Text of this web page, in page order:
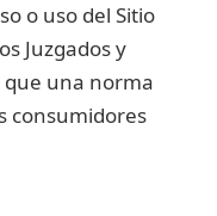
o uso del Sitio
Juzgados y
que una norma
consumidores